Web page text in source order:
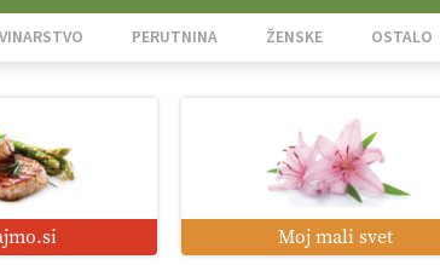
VINARSTVO PERUTNINA ŽENSKE OSTALO
Moj mali svet
prašičjega korita
navigacijo in avtonomnimi sistemi